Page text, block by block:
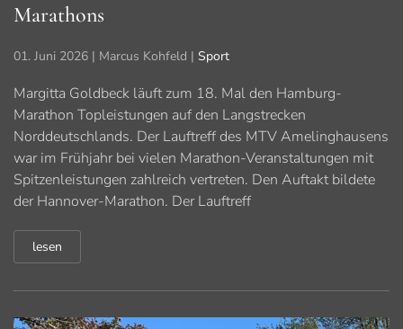
Marathons
01. Juni 2026 | Marcus Kohfeld | Sport
Margitta Goldbeck läuft zum 18. Mal den Hamburg-
Marathon Topleistungen auf den Langstrecken
Norddeutschlands. Der Lauftreff des MTV Amelinghausens
war im Frühjahr bei vielen Marathon-Veranstaltungen mit
Spitzenleistungen zahlreich vertreten. Den Auftakt bildete
der Hannover-Marathon. Der Lauftreff
lesen